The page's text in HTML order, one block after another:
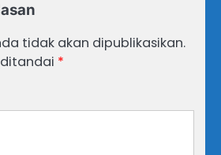
tidak akan dipublikasikan.
*